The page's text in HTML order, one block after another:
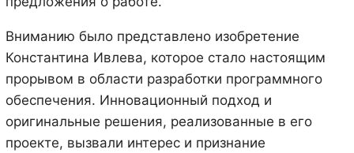
Вниманию было представлено изобретение
Константина Ивлева, которое стало настоящим
прорывом в области разработки программного
обеспечения. Инновационный подход и
оригинальные решения, реализованные в его
проекте, вызвали интерес и признание